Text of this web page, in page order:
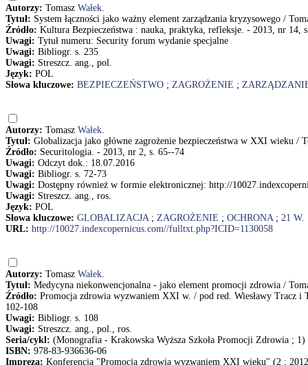
Autorzy: Tomasz Wałek.
Tytuł: System łączności jako ważny element zarządzania kryzysowego /
Źródło: Kultura Bezpieczeństwa : nauka, praktyka, refleksje. - 2013, nr 14,
Uwagi: Tytuł numeru: Security forum wydanie specjalne
Uwagi: Bibliogr. s. 235
Uwagi: Streszcz. ang., pol.
Język: POL
Słowa kluczowe: BEZPIECZEŃSTWO ; ZAGROŻENIE ;
Autorzy: Tomasz Wałek.
Tytuł: Globalizacja jako główne zagrożenie bezpieczeństwa w XXI wieku /
Źródło: Securitologia. - 2013, nr 2, s. 65--74
Uwagi: Odczyt dok.: 18.07.2016
Uwagi: Bibliogr. s. 72-73
Uwagi: Dostępny również w formie elektronicznej: http://
Uwagi: Streszcz. ang., ros.
Język: POL
Słowa kluczowe: GLOBALIZACJA; ZAGROŻENIE ; OCHRONA; 21 W.
URL: http://10027.indexcopernicus.com//fulltxt.php?ICID=1130058
Autorzy: Tomasz Wałek.
Tytuł: Medycyna niekonwencjonalna - jako element promocji zdrowia /
Źródło: Promocja zdrowia wyzwaniem XXI w. / pod red. Wiesławy Tracz i
102-108
Uwagi: Bibliogr. s. 108
Uwagi: Streszcz. ang., pol., ros.
Seria/cykl: (Monografia - Krakowska Wyższa Szkoła Promocji Zdrowia ; 1)
ISBN: 978-83-936636-06
Impreza: Konferencja "Promocja zdrowia wyzwaniem XXI wieku" (2 ;